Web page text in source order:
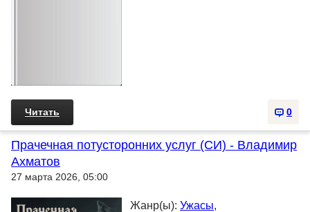
0
Читать
Прачечная потусторонних услуг (СИ) - Владимир
Ахматов
27 марта 2026, 05:00
Жанр(ы): Ужасы,